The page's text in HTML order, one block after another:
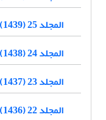
المجلد 25 (1439)
المجلد 24 (1438)
المجلد 23 (1437)
المجلد 22 (1436)